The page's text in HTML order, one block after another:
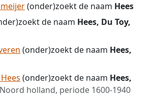
(onder)zoekt de naam Hees
de naam Hees, Du Toy,
(onder)zoekt de naam Hees,
(onder)zoekt de naam Hees,
holland, periode 1600-1940